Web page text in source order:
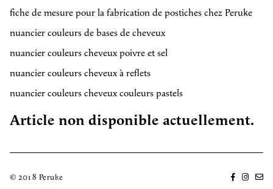
fiche de mesure pour la fabrication de postiches chez Peruke
nuancier couleurs de bases de cheveux
nuancier couleurs cheveux poivre et sel
nuancier couleurs cheveux à reflets
nuancier couleurs cheveux couleurs pastels
Article non disponible actuellement.
© 2018 Peruke